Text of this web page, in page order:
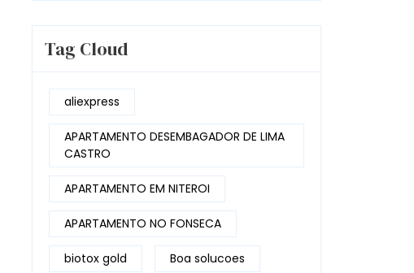
Tag Cloud
aliexpress
APARTAMENTO DESEMBAGADOR DE LIMA
CASTRO
APARTAMENTO EM NITEROI
APARTAMENTO NO FONSECA
biotox gold Boa solucoes